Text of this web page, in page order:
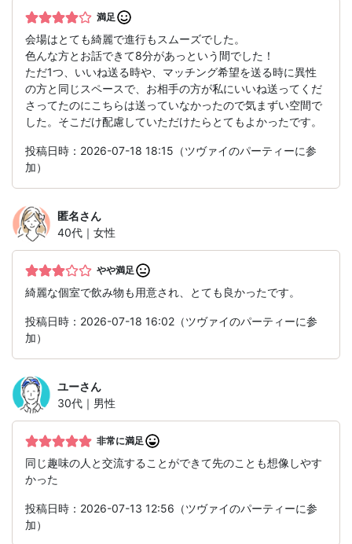
満足
会場はとても綺麗で進行もスムーズでした。
色んな方とお話できて8分があっという間でした！
ただ1つ、いいね送る時や、マッチング希望を送る時に異性
の方と同じスペースで、お相手の方が私にいいね送ってくだ
さってたのにこちらは送っていなかったので気まずい空間で
した。そこだけ配慮していただけたらとてもよかったです。
投稿日時：2026-07-18 18:15（ツヴァイのパーティーに参
加）
匿名さん
40代｜女性
やや満足
綺麗な個室で飲み物も用意され、とても良かったです。
投稿日時：2026-07-18 16:02（ツヴァイのパーティーに参
加）
ユーさん
30代｜男性
非常に満足
同じ趣味の人と交流することができて先のことも想像しやす
かった
投稿日時：2026-07-13 12:56（ツヴァイのパーティーに参
加）